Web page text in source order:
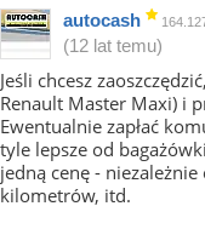
autocash
(12 lat temu)
Jeśli chcesz
Renault Master Maxi) i
Ewentualnie zapłać
tyle lepsze od
jedną cenę -
kilometrów, itd.